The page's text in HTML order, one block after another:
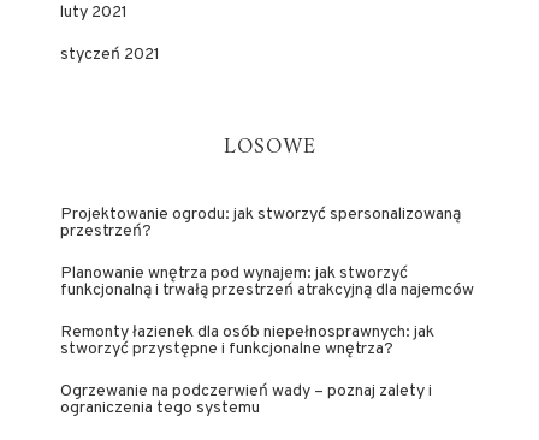
luty 2021
styczeń 2021
LOSOWE
Projektowanie ogrodu: jak stworzyć spersonalizowaną
przestrzeń?
Planowanie wnętrza pod wynajem: jak stworzyć
funkcjonalną i trwałą przestrzeń atrakcyjną dla najemców
Remonty łazienek dla osób niepełnosprawnych: jak
stworzyć przystępne i funkcjonalne wnętrza?
Ogrzewanie na podczerwień wady – poznaj zalety i
ograniczenia tego systemu